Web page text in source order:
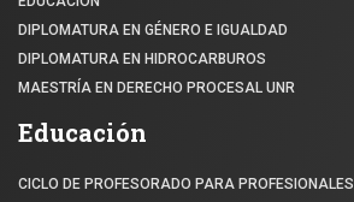
DIPLOMATURA EN GÉNERO E IGUALDAD
DIPLOMATURA EN HIDROCARBUROS
MAESTRÍA EN DERECHO PROCESAL UNR
Educación
CICLO DE PROFESORADO PARA PROFESIONALES